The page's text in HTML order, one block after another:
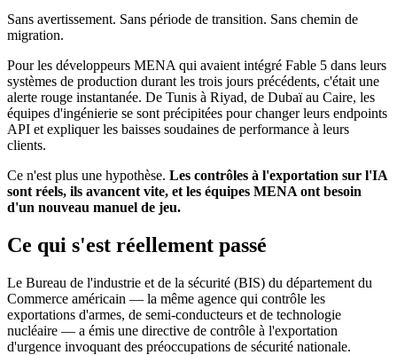
Sans avertissement. Sans période de transition. Sans chemin de
migration.
Pour les développeurs MENA qui avaient intégré Fable 5 dans leurs
systèmes de production durant les trois jours précédents, c'était une
alerte rouge instantanée. De Tunis à Riyad, de Dubaï au Caire, les
équipes d'ingénierie se sont précipitées pour changer leurs endpoints
API et expliquer les baisses soudaines de performance à leurs
clients.
Ce n'est plus une hypothèse. Les contrôles à l'exportation sur l'IA
sont réels, ils avancent vite, et les équipes MENA ont besoin
d'un nouveau manuel de jeu.
Ce qui s'est réellement passé
Le Bureau de l'industrie et de la sécurité (BIS) du département du
Commerce américain — la même agence qui contrôle les
exportations d'armes, de semi-conducteurs et de technologie
nucléaire — a émis une directive de contrôle à l'exportation
d'urgence invoquant des préoccupations de sécurité nationale.